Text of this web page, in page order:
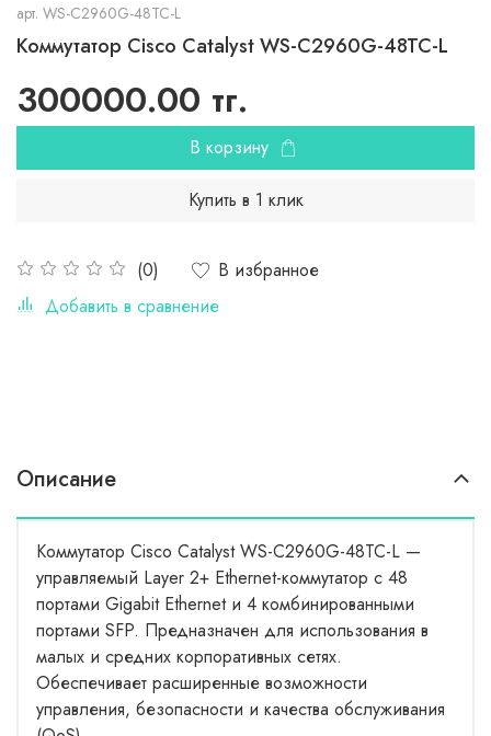
арт. WS-C2960G-48TC-L
Коммутатор Cisco Catalyst WS-C2960G-48TC-L
(0)
В избранное
Добавить в сравнение
300000.00 тг.
В корзину
Купить в 1 клик
Описание
Коммутатор Cisco Catalyst WS-C2960G-48TC-L —
управляемый Layer 2+ Ethernet-коммутатор с 48
портами Gigabit Ethernet и 4 комбинированными
портами SFP. Предназначен для использования в
малых и средних корпоративных сетях.
Обеспечивает расширенные возможности
управления, безопасности и качества обслуживания